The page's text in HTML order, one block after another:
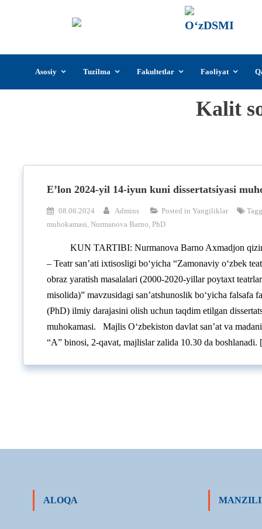
content
Asosiy Tuzilma Fakultetlar Faoliyat
Kalit
E’lon 2024-yil 14-iyun kuni dissertatsiyasi
08.06.2024 Admins Posted in Yangiliklar
muhokamasi, Nurmanova Barno, PhD
KUN TARTIBI: Nurmanova Barno Axmadjon
– Teatr san’ati ixtisosligi bo‘yicha “Zamonaviy o‘zbek
obraz yaratish masalalari (2000-2020-yillar poytaxt
misolida)” mavzusidagi san’atshunoslik bo‘yicha falsafa
(PhD) ilmiy darajasini olish uchun taqdim etilgan
muhokamasi. Majlis O‘zbekiston davlat san’at va
“A” binosi, 2-qavat, majlislar zalida 10.30 da
ALOQA